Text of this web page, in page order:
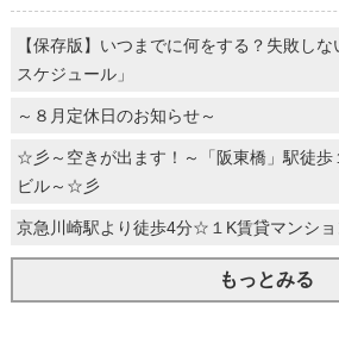
【保存版】いつまでに何をする？失敗しな
スケジュール」
～８月定休日のお知らせ～
☆彡～空きが出ます！～「阪東橋」駅徒歩
ビル～☆彡
京急川崎駅より徒歩4分☆１K賃貸マンシ
もっとみる